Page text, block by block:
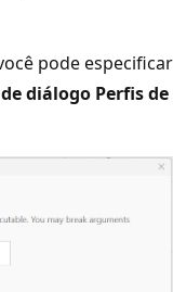
pode especificar
diálogo Perfis de